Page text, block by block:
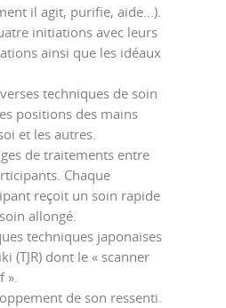
il agit, purifie, aide…).
initiations avec leurs
ainsi que les idéaux
techniques de soin
positions des mains
et les autres.
de traitements entre
Chaque
reçoit un soin rapide
allongé.
techniques japonaises
(TJR) dont le « scanner
».
de son ressenti.